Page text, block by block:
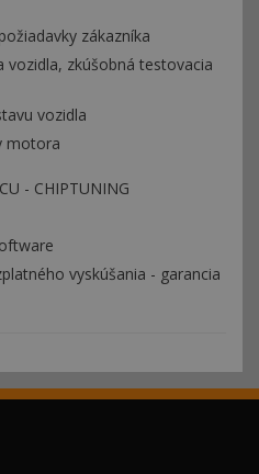
zákazníka
vozidla, zkúšobná testovacia
vozidla
motora
- CHIPTUNING
vyskúšania - garancia